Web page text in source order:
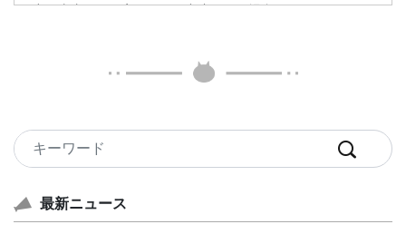
力の事由により変更または中止になる場合があります。
※危険物と判断されるものの持ち込みは、固くお断りして
おります。
※会場内外で走ったり、周りのお客様の迷惑となるような
行為は怪我やトラブルの原因となりますので、お止めくだ
最新ニュース